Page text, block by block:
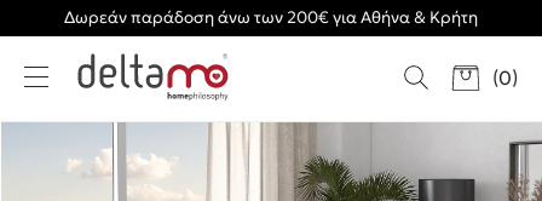
Δωρεάν παράδοση άνω των 200€ για Αθήνα & Κρήτη
(0)